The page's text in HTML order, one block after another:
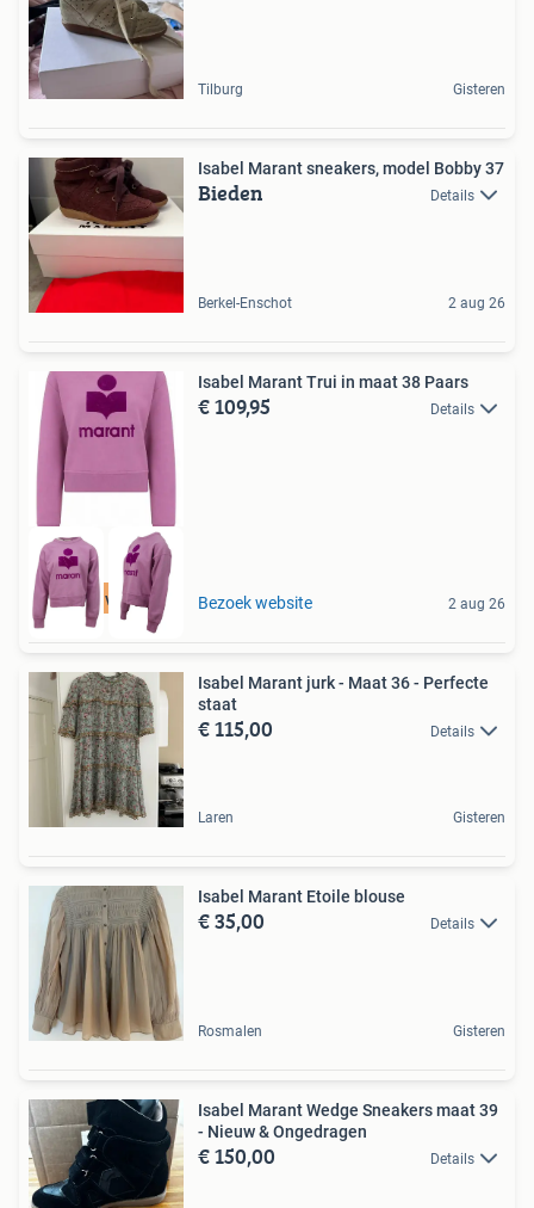
Tilburg Gisteren
Isabel Marant sneakers, model Bobby 37
Bieden Details
Berkel-Enschot 2 aug 26
Tot 75% voordeel
Isabel Marant Trui in maat 38 Paars
€ 109,95 Details
Bezoek website 2 aug 26
Isabel Marant jurk - Maat 36 - Perfecte
staat
€ 115,00 Details
Laren Gisteren
Isabel Marant Etoile blouse
€ 35,00 Details
Rosmalen Gisteren
Isabel Marant Wedge Sneakers maat 39
- Nieuw & Ongedragen
€ 150,00 Details